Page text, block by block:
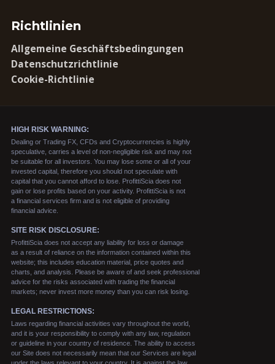
Richtlinien
Allgemeine Geschäftsbedingungen
Datenschutzrichtlinie
Cookie-Richtlinie